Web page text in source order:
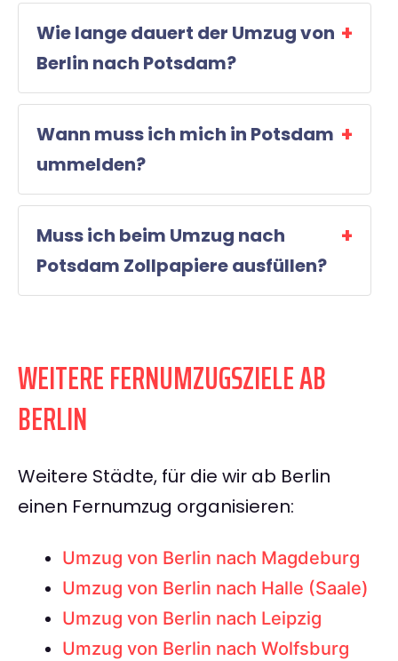
Wie lange dauert der Umzug von
Berlin nach Potsdam?
Wann muss ich mich in Potsdam
ummelden?
Muss ich beim Umzug nach
Potsdam Zollpapiere ausfüllen?
WEITERE FERNUMZUGSZIELE AB
BERLIN
Weitere Städte, für die wir ab Berlin
einen Fernumzug organisieren:
Umzug von Berlin nach Magdeburg
Umzug von Berlin nach Halle (Saale)
Umzug von Berlin nach Leipzig
Umzug von Berlin nach Wolfsburg